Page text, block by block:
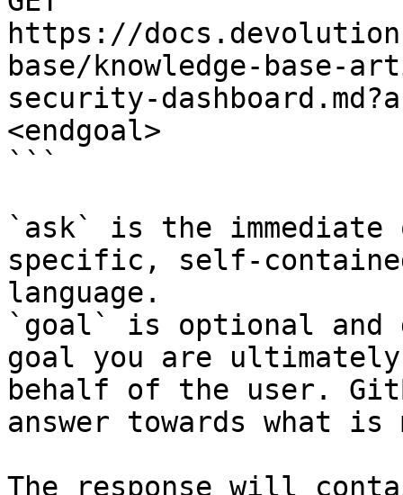
https://
base/knowledge-base-
security-
<endgoal>
```
`ask` is the
specific, self-
language.
`goal` is optional and
goal you are
behalf of the user.
answer towards what
The response will